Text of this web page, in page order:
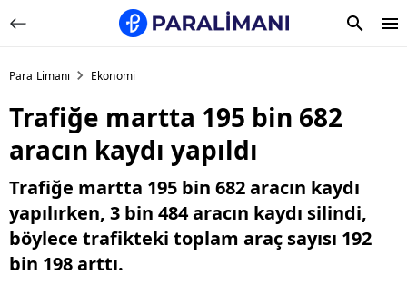
Para Limanı Ekonomi
Trafiğe martta 195 bin 682
aracın kaydı yapıldı
Trafiğe martta 195 bin 682 aracın kaydı
yapılırken, 3 bin 484 aracın kaydı silindi,
böylece trafikteki toplam araç sayısı 192
bin 198 arttı.